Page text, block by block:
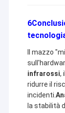
Il mazzo
infrarossi, il
ridurre il
incidenti.
la stabilità